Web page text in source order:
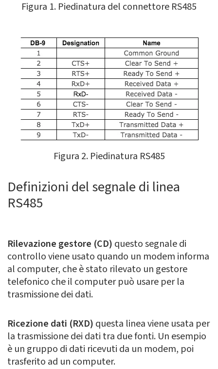
Figura 1. Piedinatura del connettore RS485
Figura 2. Piedinatura RS485
Definizioni del segnale di linea
RS485
Rilevazione gestore (CD) questo segnale di
controllo viene usato quando un modem informa
al computer, che è stato rilevato un gestore
telefonico che il computer può usare per la
trasmissione dei dati.
Ricezione dati (RXD) questa linea viene usata per
la trasmissione dei dati tra due fonti. Un esempio
è un gruppo di dati ricevuti da un modem, poi
trasferito ad un computer.